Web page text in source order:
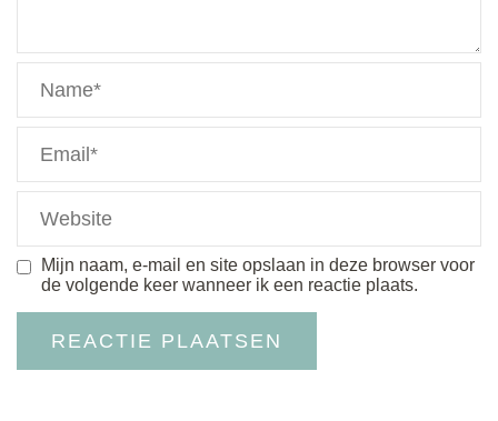
Mijn naam, e-mail en site opslaan in deze browser voor
de volgende keer wanneer ik een reactie plaats.